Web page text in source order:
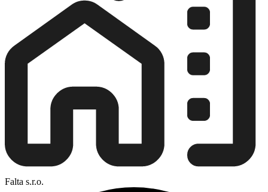
Falta s.r.o.